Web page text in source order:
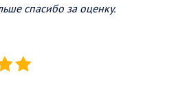
спасибо за оценку.
(*)